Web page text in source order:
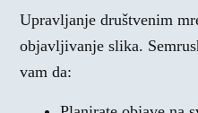
Upravljanje društvenim
objavljivanje slika.
vam da: